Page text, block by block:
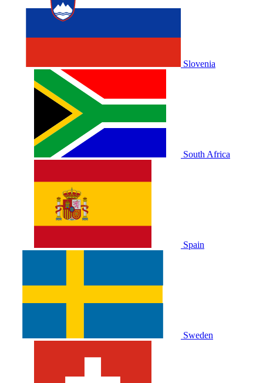
Slovenia
South Africa
Spain
Sweden